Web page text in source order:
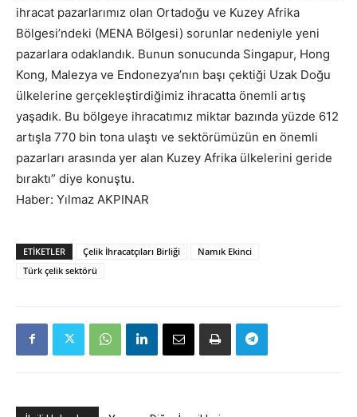
ihracat pazarlarımız olan Ortadoğu ve Kuzey Afrika
Bölgesi’ndeki (MENA Bölgesi) sorunlar nedeniyle yeni
pazarlara odaklandık. Bunun sonucunda Singapur, Hong
Kong, Malezya ve Endonezya’nın başı çektiği Uzak Doğu
ülkelerine gerçekleştirdiğimiz ihracatta önemli artış
yaşadık. Bu bölgeye ihracatımız miktar bazında yüzde 612
artışla 770 bin tona ulaştı ve sektörümüzün en önemli
pazarları arasında yer alan Kuzey Afrika ülkelerini geride
bıraktı” diye konuştu.
Haber: Yılmaz AKPINAR
ETIKETLER Çelik İhracatçıları Birliği
Namık Ekinci
Türk çelik sektörü